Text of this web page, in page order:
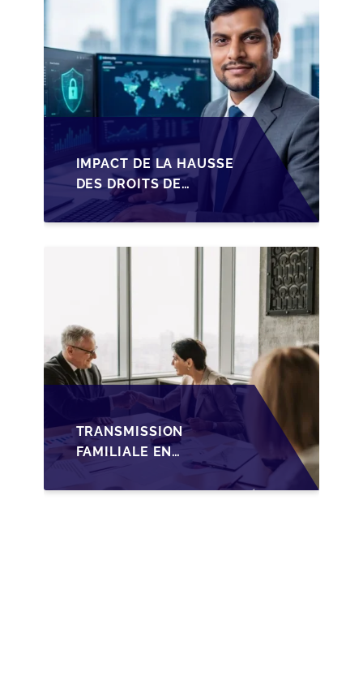
IMPACT DE LA HAUSSE
DES DROITS DE
SUCCESSION EN
WALLONIE SUR LA
TRANSMISSION
TRANSMISSION
FAMILIALE EN
WALLONIE :
NOUVELLES